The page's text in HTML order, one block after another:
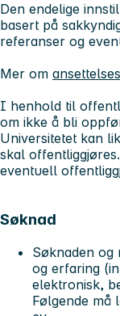
Den endelige
basert på
referanser og
Mer om
I henhold til
om ikke å bli
Universitetet kan
skal
eventuell
Søknad
Søknaden og
og erfaring
elektronisk,
Følgende må